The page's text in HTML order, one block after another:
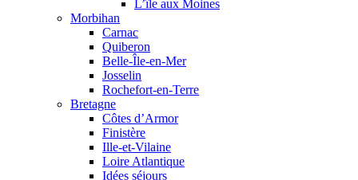
L’île aux Moines
Morbihan
Carnac
Quiberon
Belle-Île-en-Mer
Josselin
Rochefort-en-Terre
Bretagne
Côtes d’Armor
Finistère
Ille-et-Vilaine
Loire Atlantique
Idées séjours